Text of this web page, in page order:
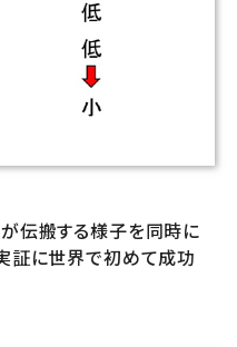
伝搬する様子を同時に
証に世界で初めて成功